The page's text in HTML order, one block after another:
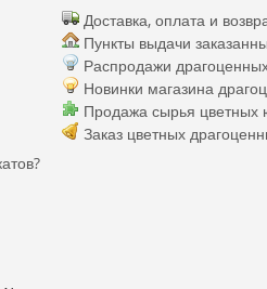
Доставка, оплата и
Пункты выдачи
Распродажи
Новинки магазина
Продажа сырья цветных
Заказ цветных